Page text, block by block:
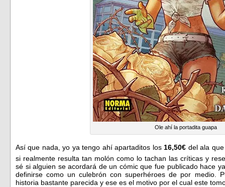
Ole ahí la portadita guapa
Así que nada, yo ya tengo ahí apartaditos los 16,50€ del ala
si realmente resulta tan molón como lo tachan las críticas y
sé si alguien se acordará de un cómic que fue publicado hace
definirse como un culebrón con superhéroes de por medio.
historia bastante parecida y ese es el motivo por el cual este